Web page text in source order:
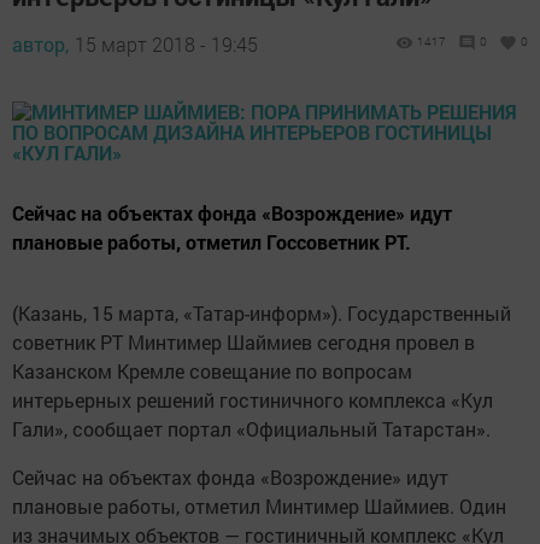
автор, 15 март 2018 - 19:45 1417 0 0
Сейчас на объектах фонда «Возрождение» идут
плановые работы, отметил Госсоветник РТ.
(Казань, 15 марта, «Татар-информ»). Государственный
советник РТ Минтимер Шаймиев сегодня провел в
Казанском Кремле совещание по вопросам
интерьерных решений гостиничного комплекса «Кул
Гали», сообщает портал «Официальный Татарстан».
Сейчас на объектах фонда «Возрождение» идут
плановые работы, отметил Минтимер Шаймиев. Один
из значимых объектов — гостиничный комплекс «Кул